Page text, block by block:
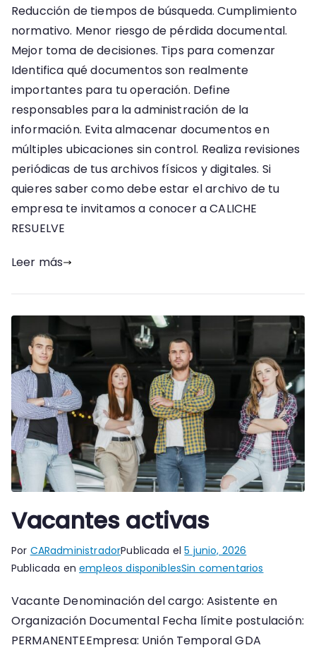
Reducción de tiempos de búsqueda. Cumplimiento
normativo. Menor riesgo de pérdida documental.
Mejor toma de decisiones. Tips para comenzar
Identifica qué documentos son realmente
importantes para tu operación. Define
responsables para la administración de la
información. Evita almacenar documentos en
múltiples ubicaciones sin control. Realiza revisiones
periódicas de tus archivos físicos y digitales. Si
quieres saber como debe estar el archivo de tu
empresa te invitamos a conocer a CALICHE
RESUELVE
Leer más
Vacantes activas
Por CARadministradorPublicada el5 junio, 2026
Publicada enempleos disponiblesSin comentarios
activas
Vacante Denominación del cargo: Asistente en
Organización Documental Fecha límite postulación:
PERMANENTEEmpresa: Unión Temporal GDA